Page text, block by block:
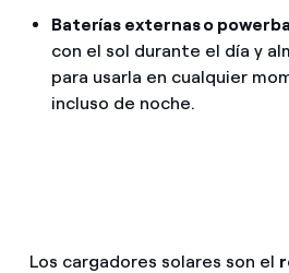
Baterías externas o
con el sol durante el día y
para usarla en cualquier
incluso de noche.
Los cargadores solares son el